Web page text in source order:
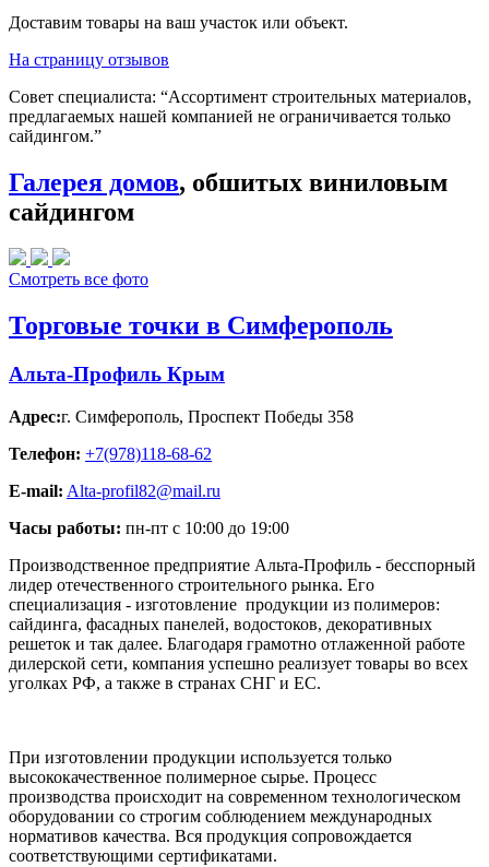
Доставим товары на ваш участок или объект.
На страницу отзывов
Совет специалиста: “Ассортимент строительных материалов,
предлагаемых нашей компанией не ограничивается только
сайдингом.”
Галерея домов, обшитых виниловым
сайдингом
Смотреть все фото
Торговые точки в Симферополь
Альта-Профиль Крым
Адрес:г. Симферополь, Проспект Победы 358
Телефон: +7(978)118-68-62
E-mail: Alta-profil82@mail.ru
Часы работы: пн-пт с 10:00 до 19:00
Производственное предприятие Альта-Профиль - бесспорный
лидер отечественного строительного рынка. Его
специализация - изготовление продукции из полимеров:
сайдинга, фасадных панелей, водостоков, декоративных
решеток и так далее. Благодаря грамотно отлаженной работе
дилерской сети, компания успешно реализует товары во всех
уголках РФ, а также в странах СНГ и ЕС.
При изготовлении продукции используется только
высококачественное полимерное сырье. Процесс
производства происходит на современном технологическом
оборудовании со строгим соблюдением международных
нормативов качества. Вся продукция сопровождается
соответствующими сертификатами.